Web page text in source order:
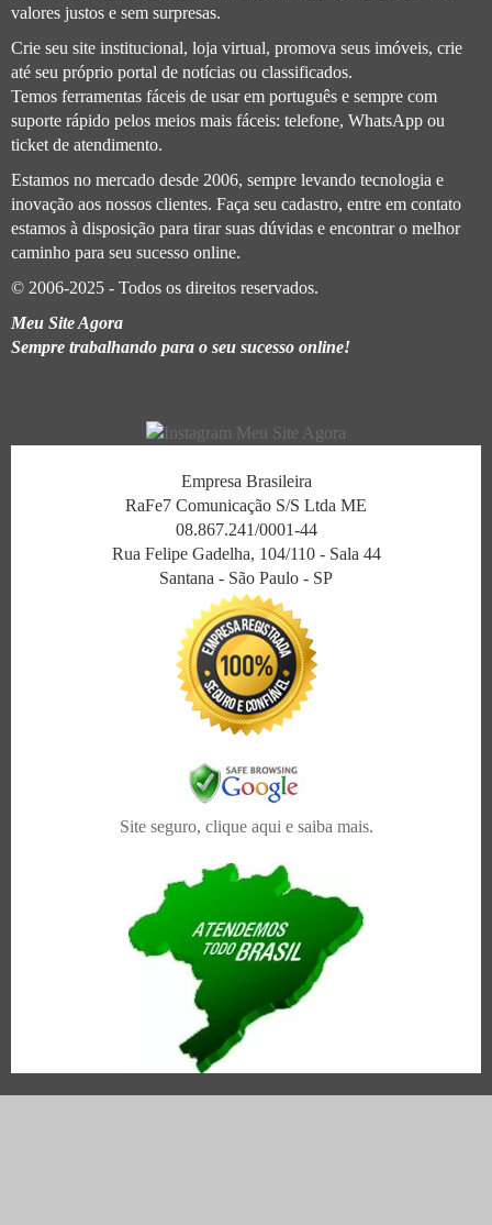
valores justos e sem surpresas.
Crie seu site institucional, loja virtual, promova seus imóveis, crie
até seu próprio portal de notícias ou classificados.
Temos ferramentas fáceis de usar em português e sempre com
suporte rápido pelos meios mais fáceis: telefone, WhatsApp ou
ticket de atendimento.
Estamos no mercado desde 2006, sempre levando tecnologia e
inovação aos nossos clientes. Faça seu cadastro, entre em contato
estamos à disposição para tirar suas dúvidas e encontrar o melhor
caminho para seu sucesso online.
© 2006-2025 - Todos os direitos reservados.
Meu Site Agora
Sempre trabalhando para o seu sucesso online!
Empresa Brasileira
RaFe7 Comunicação S/S Ltda ME
08.867.241/0001-44
Rua Felipe Gadelha, 104/110 - Sala 44
Santana - São Paulo - SP
Site seguro, clique aqui e saiba mais.